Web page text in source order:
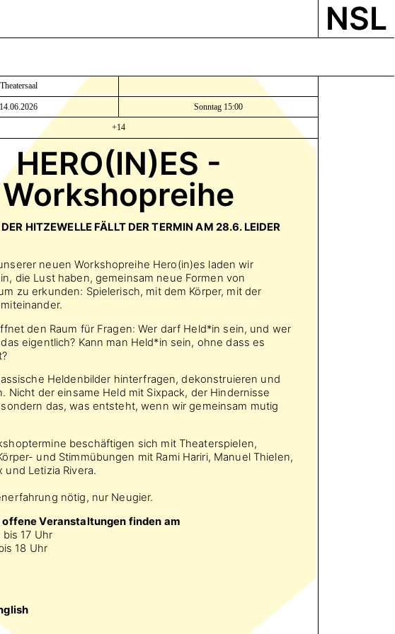
NSL
Theatersaal
14.06.2026 Sonntag 15:00
+14
HERO(IN)ES -
Workshopreihe
HITZEWELLE FÄLLT DER TERMIN AM 28.6. LEIDER
neuen Workshopreihe Hero(in)es laden wir
die Lust haben, gemeinsam neue Formen von
zu erkunden: Spielerisch, mit dem Körper, mit der
den Raum für Fragen: Wer darf Held*in sein, und wer
eigentlich? Kann man Held*in sein, ohne dass es
Heldenbilder hinterfragen, dekonstruieren und
Nicht der einsame Held mit Sixpack, der Hindernisse
das, was entsteht, wenn wir gemeinsam mutig
beschäftigen sich mit Theaterspielen,
und Stimmübungen mit Rami Hariri, Manuel Thielen,
und Letizia Rivera.
nötig, nur Neugier.
offene Veranstaltungen finden am
17 Uhr
18 Uhr